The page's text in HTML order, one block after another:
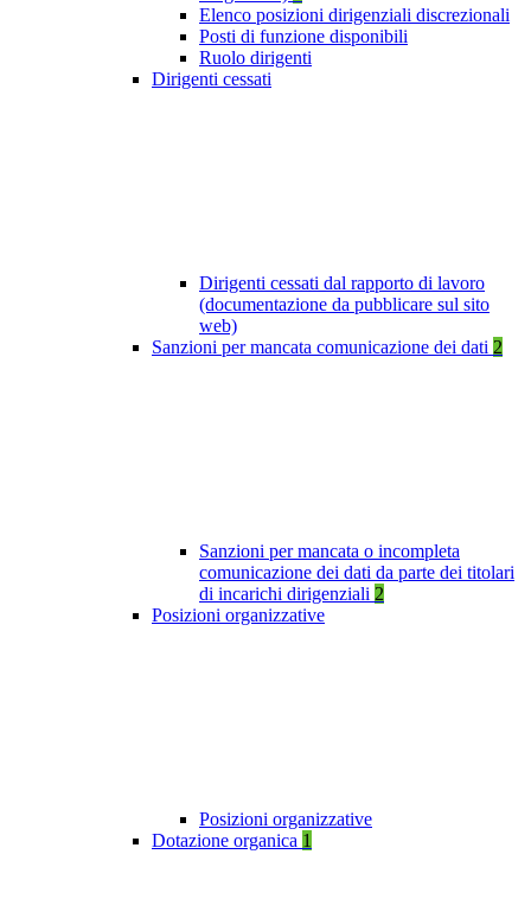
Elenco posizioni dirigenziali discrezionali
Posti di funzione disponibili
Ruolo dirigenti
Dirigenti cessati
Dirigenti cessati dal rapporto di lavoro
(documentazione da pubblicare sul sito
web)
Sanzioni per mancata comunicazione dei dati 2
Sanzioni per mancata o incompleta
comunicazione dei dati da parte dei titolari
di incarichi dirigenziali 2
Posizioni organizzative
Posizioni organizzative
Dotazione organica 1